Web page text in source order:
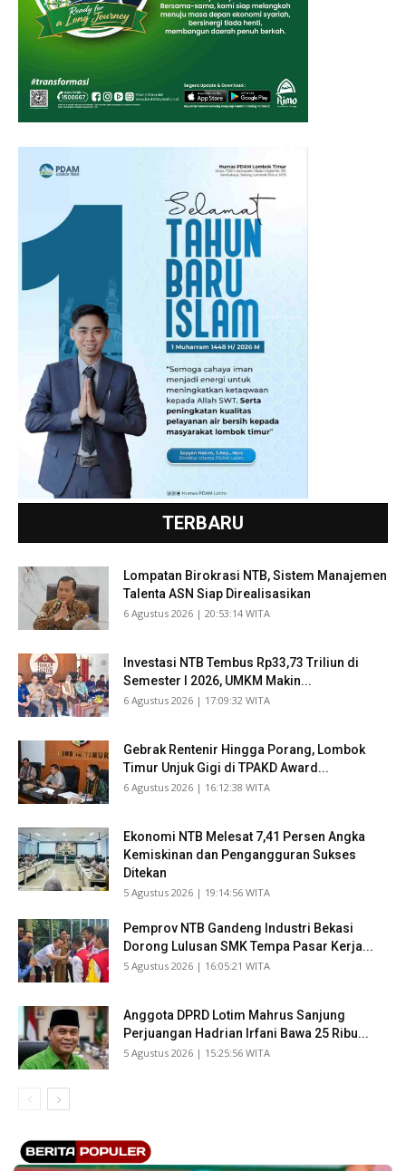
TERBARU
Lompatan Birokrasi NTB, Sistem Manajemen
Talenta ASN Siap Direalisasikan
​6 Agustus 2026 | 20:53:14 WITA
Investasi NTB Tembus Rp33,73 Triliun di
Semester I 2026, UMKM Makin...
​6 Agustus 2026 | 17:09:32 WITA
Gebrak Rentenir Hingga Porang, Lombok
Timur Unjuk Gigi di TPAKD Award...
​6 Agustus 2026 | 16:12:38 WITA
Ekonomi NTB Melesat 7,41 Persen Angka
Kemiskinan dan Pengangguran Sukses
Ditekan
​5 Agustus 2026 | 19:14:56 WITA
Pemprov NTB Gandeng Industri Bekasi
Dorong Lulusan SMK Tempa Pasar Kerja...
​5 Agustus 2026 | 16:05:21 WITA
Anggota DPRD Lotim Mahrus Sanjung
Perjuangan Hadrian Irfani Bawa 25 Ribu...
​5 Agustus 2026 | 15:25:56 WITA